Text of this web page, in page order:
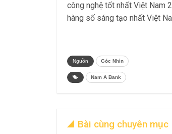
công nghệ tốt nhất Việt Nam
hàng số sáng tạo nhất Việt
Nguồn Góc Nhìn
Nam A Bank
Bài cùng chuyên mục